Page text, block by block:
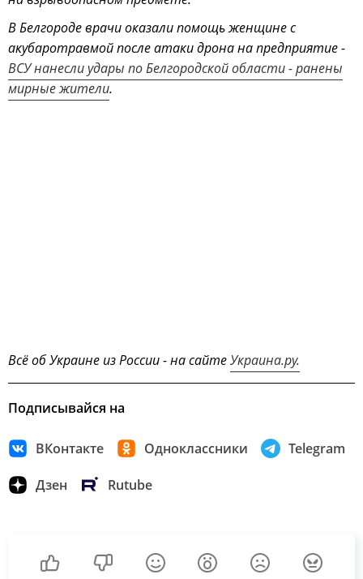
В Белгороде врачи оказали помощь женщине с
акубаротравмой после атаки дрона на предприятие -
ВСУ нанесли удары по Белгородской области - ранены
мирные жители.
Всё об Украине из России - на сайтеУкраина.ру.
Подписывайся на
ВКонтакте Одноклассники Telegram
Дзен Rutube